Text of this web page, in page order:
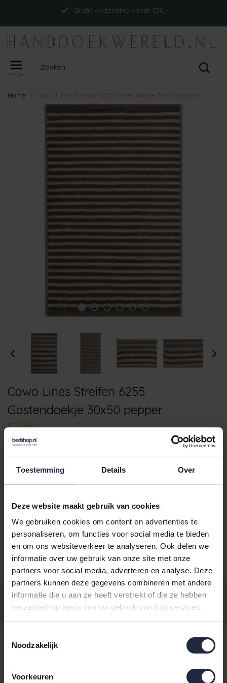
Toestemming Details Over
Deze website maakt gebruik van cookies
We gebruiken cookies om content en advertenties te
personaliseren, om functies voor social media te bieden
en om ons websiteverkeer te analyseren. Ook delen we
informatie over uw gebruik van onze site met onze
partners voor social media, adverteren en analyse. Deze
partners kunnen deze gegevens combineren met andere
informatie die u aan ze heeft verstrekt of die ze hebben
verzameld op basis van uw gebruik van hun services.
Noodzakelijk
Voorkeuren
Gratis verzending vanaf €50,-
Menu
Home Cawo Lines Streifen 6255 Gastendoekje 30x50 pepper
Cawo Lines Streifen 6255
Gastendoekje 30x50 pepper
€7,95
Aantal Maat Prijs
Gastendoekje 30x50
uur besteld ma t/m vrij, dezelfde
€7,95
Incl. BTW
€17,95
Incl. BTW
€47,95